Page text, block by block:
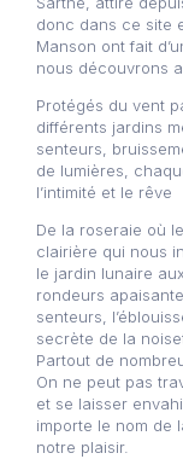
donc dans ce site
Manson ont fait
nous découvrons
Protégés du vent
différents jardins
senteurs,
de lumières,
l’intimité et le rêve
De la roseraie où
clairière qui nous
le jardin lunaire
rondeurs
senteurs,
secrète de la
Partout de
On ne peut pas
et se laisser
importe le nom de
notre plaisir.